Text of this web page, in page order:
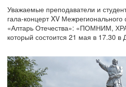
Уважаемые преподаватели и
гала-концерт XV Межрегионального
«Алтарь Отечества»: «ПОМНИМ,
который состоится 21 мая в 17.30 в